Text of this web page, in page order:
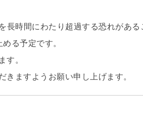
時間にわたり超過する恐れがある
る予定です。
す。
ますようお願い申し上げます。